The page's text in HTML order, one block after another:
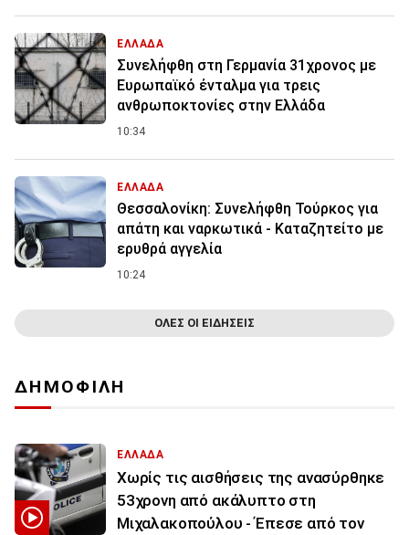
ΕΛΛΑΔΑ
Συνελήφθη στη Γερμανία 31χρονος με
Ευρωπαϊκό ένταλμα για τρεις
ανθρωποκτονίες στην Ελλάδα
10:34
ΕΛΛΑΔΑ
Θεσσαλονίκη: Συνελήφθη Τούρκος για
απάτη και ναρκωτικά - Καταζητείτο με
ερυθρά αγγελία
10:24
ΟΛΕΣ ΟΙ ΕΙΔΗΣΕΙΣ
ΔΗΜΟΦΙΛΗ
ΕΛΛΑΔΑ
Χωρίς τις αισθήσεις της ανασύρθηκε
53χρονη από ακάλυπτο στη
Μιχαλακοπούλου - Έπεσε από τον